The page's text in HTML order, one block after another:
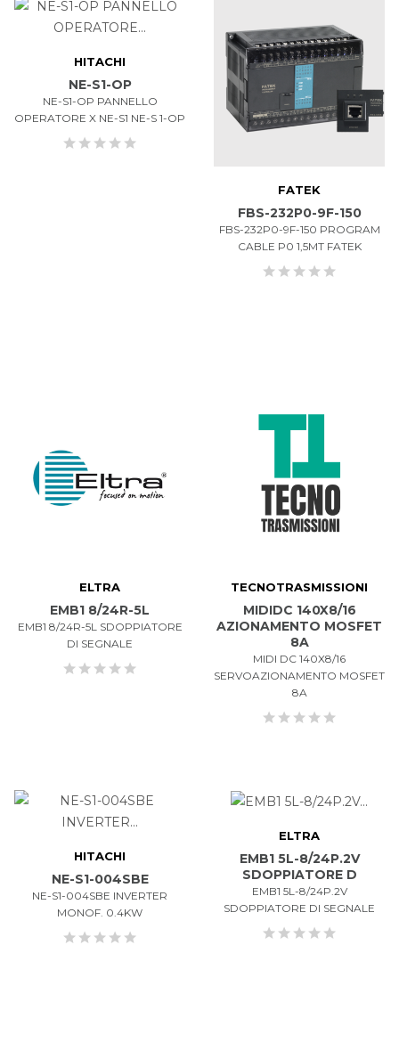
HITACHI
NE-S1-OP
NE-S1-OP PANNELLO
OPERATORE X NE-S1 NE-S 1-OP
FATEK
FBS-232P0-9F-150
FBS-232P0-9F-150 PROGRAM
CABLE P0 1,5MT FATEK
ELTRA
EMB1 8/24R-5L
EMB1 8/24R-5L SDOPPIATORE
DI SEGNALE
TECNOTRASMISSIONI
MIDIDC 140X8/16
AZIONAMENTO MOSFET
8A
MIDI DC 140X8/16
SERVOAZIONAMENTO MOSFET
8A
HITACHI
NE-S1-004SBE
NE-S1-004SBE INVERTER
MONOF. 0.4KW
ELTRA
EMB1 5L-8/24P.2V
SDOPPIATORE D
EMB1 5L-8/24P.2V
SDOPPIATORE DI SEGNALE